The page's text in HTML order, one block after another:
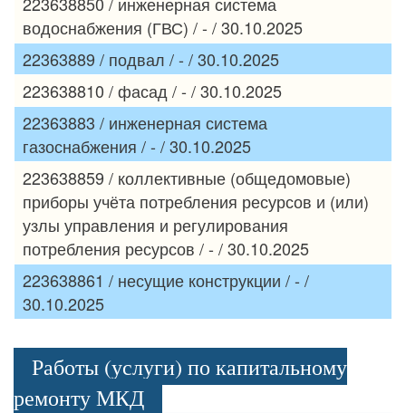
водоснабжения (ГВС) / - / 30.10.2025
22363889 / подвал / - / 30.10.2025
223638810 / фасад / - / 30.10.2025
22363883 / инженерная система
газоснабжения / - / 30.10.2025
223638859 / коллективные (общедомовые)
приборы учёта потребления ресурсов и (или)
узлы управления и регулирования
потребления ресурсов / - / 30.10.2025
223638861 / несущие конструкции / - /
30.10.2025
Работы (услуги) по капитальному
ремонту МКД